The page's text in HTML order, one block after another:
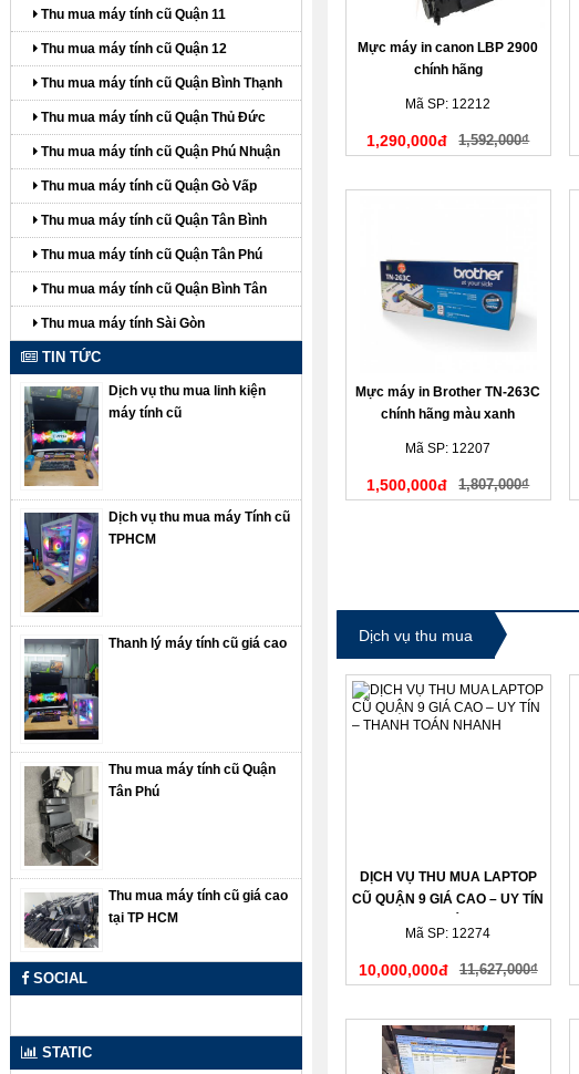
Mực máy in canon LBP 2900
chính hãng
Mã SP: 12212
1,290,000đ 1,592,000₫
Mực máy in Brother TN-263C
chính hãng màu xanh
Mã SP: 12207
1,500,000đ 1,807,000₫
Dịch vụ thu mua
DỊCH VỤ THU MUA LAPTOP
CŨ QUẬN 9 GIÁ CAO – UY TÍN
Mã SP: 12274
10,000,000đ 11,627,000₫
Thu mua máy tính cũ Quận 11
Thu mua máy tính cũ Quận 12
Thu mua máy tính cũ Quận Bình Thạnh
Thu mua máy tính cũ Quận Thủ Đức
Thu mua máy tính cũ Quận Phú Nhuận
Thu mua máy tính cũ Quận Gò Vấp
Thu mua máy tính cũ Quận Tân Bình
Thu mua máy tính cũ Quận Tân Phú
Thu mua máy tính cũ Quận Bình Tân
Thu mua máy tính Sài Gòn
TIN TỨC
Dịch vụ thu mua linh kiện
máy tính cũ
Dịch vụ thu mua máy Tính cũ
TPHCM
Thanh lý máy tính cũ giá cao
Thu mua máy tính cũ Quận
Tân Phú
Thu mua máy tính cũ giá cao
tại TP HCM
SOCIAL
STATIC